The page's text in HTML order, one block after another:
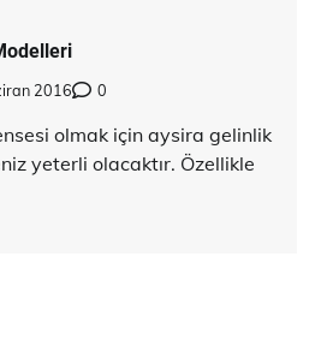
2016 0
olmak için aysira gelinlik
yeterli olacaktır. Özellikle